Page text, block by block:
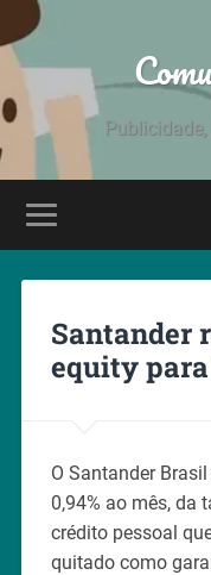
Santander
equity para
O Santander
0,94% ao mês, da
crédito pessoal
quitado como